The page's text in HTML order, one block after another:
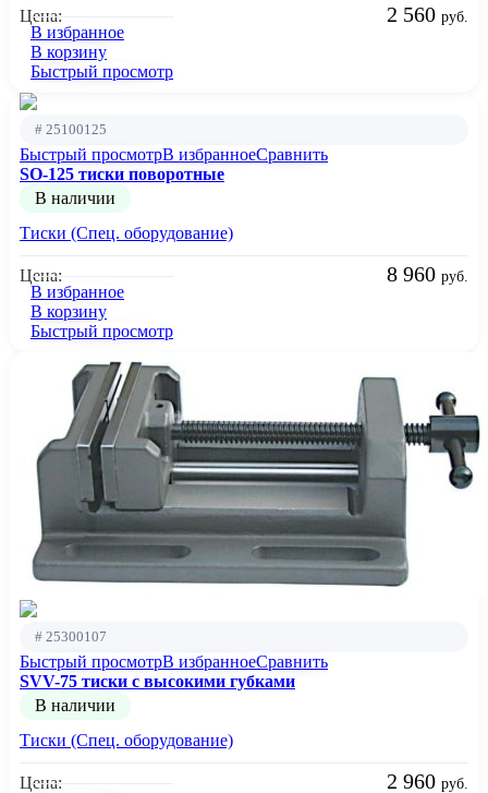
Цена: 2 560 руб.
В избранное
В корзину
Быстрый просмотр
# 25100125
Быстрый просмотрВ избранноеСравнить
SO-125 тиски поворотные
В наличии
Тиски (Спец. оборудование)
Цена: 8 960 руб.
В избранное
В корзину
Быстрый просмотр
# 25300107
Быстрый просмотрВ избранноеСравнить
SVV-75 тиски с высокими губками
В наличии
Тиски (Спец. оборудование)
Цена: 2 960 руб.